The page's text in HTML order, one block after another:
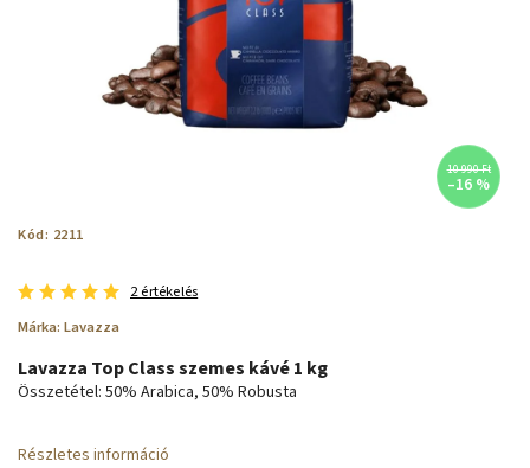
10 990 Ft
–16 %
Kód: 2211
2 értékelés
Márka: Lavazza
Lavazza Top Class szemes kávé 1 kg
Összetétel: 50% Arabica, 50% Robusta
Részletes információ